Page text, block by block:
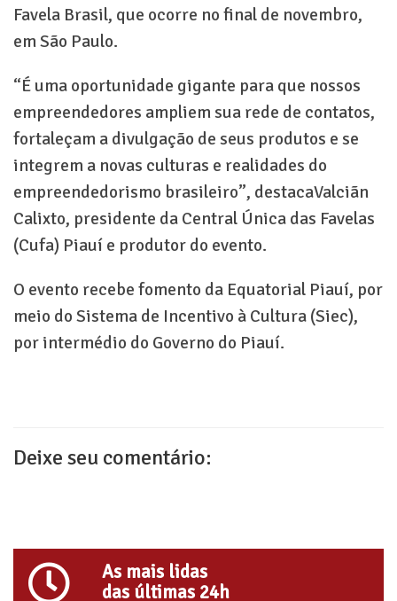
Favela Brasil, que ocorre no final de novembro,
em São Paulo.
“É uma oportunidade gigante para que nossos
empreendedores ampliem sua rede de contatos,
fortaleçam a divulgação de seus produtos e se
integrem a novas culturas e realidades do
empreendedorismo brasileiro”, destacaValciãn
Calixto, presidente da Central Única das Favelas
(Cufa) Piauí e produtor do evento.
O evento recebe fomento da Equatorial Piauí, por
meio do Sistema de Incentivo à Cultura (Siec),
por intermédio do Governo do Piauí.
Deixe seu comentário:
As mais lidas
das últimas 24h